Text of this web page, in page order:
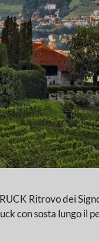
Ritrovo dei
con sosta lungo il